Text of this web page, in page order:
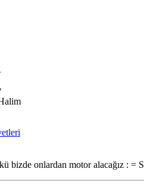
bizde onlardan motor alacağız : = S